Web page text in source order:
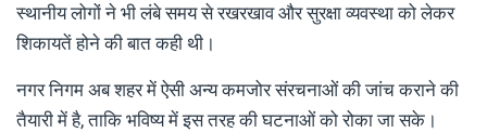
स्थानीय लोगों ने भी लंबे समय से रखरखाव और सुरक्षा व्यवस्था को लेकर
शिकायतें होने की बात कही थी।
नगर निगम अब शहर में ऐसी अन्य कमजोर संरचनाओं की जांच कराने की
तैयारी में है, ताकि भविष्य में इस तरह की घटनाओं को रोका जा सके।